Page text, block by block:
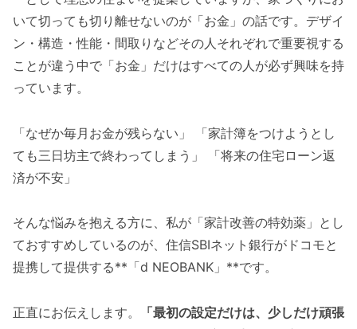
いて切っても切り離せないのが「お金」の話です。デザイ
ン・構造・性能・間取りなどその人それぞれで重要視する
ことが違う中で「お金」だけはすべての人が必ず興味を持
っています。
「なぜか毎月お金が残らない」 「家計簿をつけようとし
ても三日坊主で終わってしまう」 「将来の住宅ローン返
済が不安」
そんな悩みを抱える方に、私が「家計改善の特効薬」とし
ておすすめしているのが、住信SBIネット銀行がドコモと
提携して提供する**「d NEOBANK」**です。
正直にお伝えします。
「最初の設定だけは、少しだけ頑張